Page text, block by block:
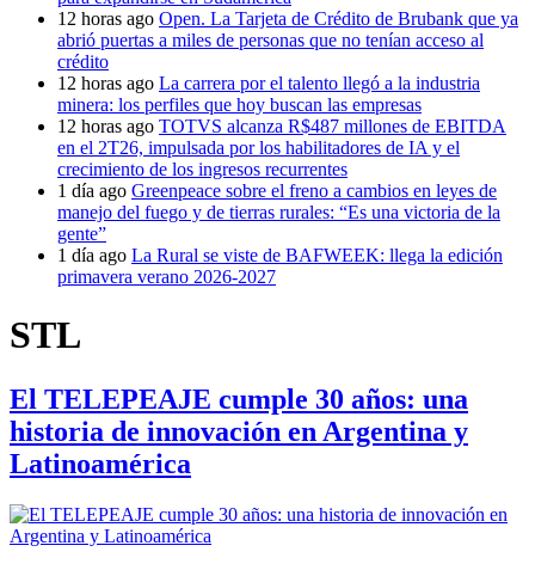
12 horas ago Open. La Tarjeta de Crédito de Brubank que ya
abrió puertas a miles de personas que no tenían acceso al
crédito
12 horas ago La carrera por el talento llegó a la industria
minera: los perfiles que hoy buscan las empresas
12 horas ago TOTVS alcanza R$487 millones de EBITDA
en el 2T26, impulsada por los habilitadores de IA y el
crecimiento de los ingresos recurrentes
1 día ago Greenpeace sobre el freno a cambios en leyes de
manejo del fuego y de tierras rurales: “Es una victoria de la
gente”
1 día ago La Rural se viste de BAFWEEK: llega la edición
primavera verano 2026-2027
STL
El TELEPEAJE cumple 30 años: una
historia de innovación en Argentina y
Latinoamérica